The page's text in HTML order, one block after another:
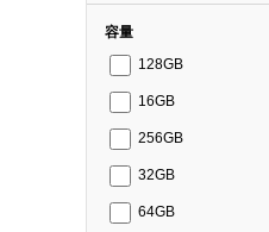
容量
128GB
16GB
256GB
32GB
64GB